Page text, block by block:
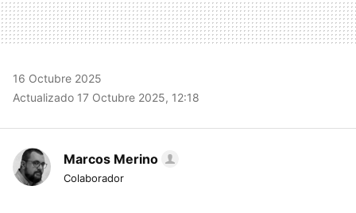
16 Octubre 2025
Actualizado 17 Octubre 2025, 12:18
Marcos Merino
Colaborador